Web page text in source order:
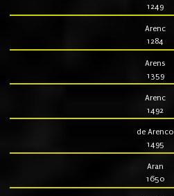
1249
Arenc
1284
Arens
1359
Arenc
1492
de Arenco
1495
Aran
1650